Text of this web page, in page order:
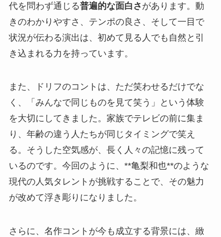
代を問わず通じる普遍的な面白さ があります。動
きのわかりやすさ、テンポの良さ、そして一目で
状況が伝わる演出は、初めて見る人でも自然と引
き込まれる力を持っています。
また、ドリフのコントは、ただ笑わせるだけでな
く、「みんなで同じものを見て笑う」という体験
を大切にしてきました。家族でテレビの前に集ま
り、年齢の違う人たちが同じタイミングで笑え
る。そうした空気感が、長く人々の記憶に残って
いるのです。今回のように、**亀梨和也**のような
現代の人気タレントが挑戦することで、その魅力
が改めて浮き彫りになりました。
さらに、名作コントが今も成立する背景には、緻